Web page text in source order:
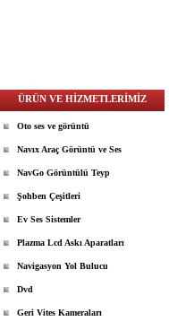
ÜRÜN VE HİZMETLERİMİZ
Oto ses ve görüntü
Navıx Araç Görüntü ve Ses
NavGo Görüntülü Teyp
Şohben Çeşitleri
Ev Ses Sistemler
Plazma Lcd Askı Aparatları
Navigasyon Yol Bulucu
Dvd
Geri Vites Kameraları